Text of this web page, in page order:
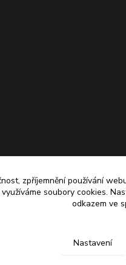
zpříjemnění používání
soubory cookies.
odkazem ve
Nastavení